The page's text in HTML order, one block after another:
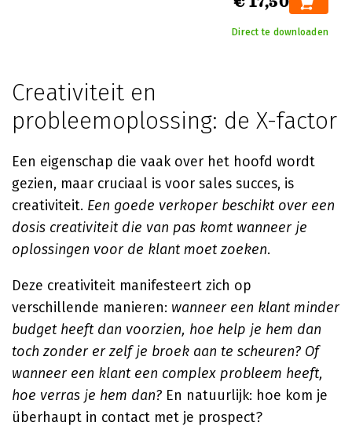
Direct te downloaden
Creativiteit en
probleemoplossing: de X-factor
Een eigenschap die vaak over het hoofd wordt
gezien, maar cruciaal is voor sales succes, is
creativiteit. Een goede verkoper beschikt over een
dosis creativiteit die van pas komt wanneer je
oplossingen voor de klant moet zoeken.
Deze creativiteit manifesteert zich op
verschillende manieren: wanneer een klant minder
budget heeft dan voorzien, hoe help je hem dan
toch zonder er zelf je broek aan te scheuren? Of
wanneer een klant een complex probleem heeft,
hoe verras je hem dan? En natuurlijk: hoe kom je
überhaupt in contact met je prospect?